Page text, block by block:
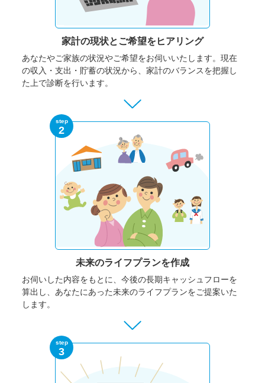
家計の現状と ご希望をヒアリング
あなたやご家族の状況やご希望をお伺いいたします。 現在
の収入・支出・貯蓄の状況から、家計のバランスを把握し
た上で診断を行います。
step
2
未来のライフプランを作成
お伺いした内容をもとに、今後の長期キャッシュフローを
算出し、あなたにあった未来のライフプランをご提案いた
します。
step
3